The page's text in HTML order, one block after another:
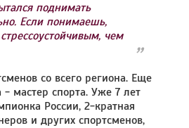
поднимать
Если понимаешь,
чем
со всего региона. Еще
мастер спорта. Уже 7 лет
России, 2-кратная
и других спортсменов,